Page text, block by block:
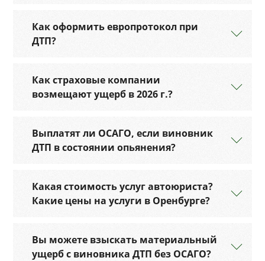
Как оформить европротокол при
ДТП?
Как страховые компании
возмещают ущерб в 2026 г.?
Выплатят ли ОСАГО, если виновник
ДТП в состоянии опьянения?
Какая стоимость услуг автоюриста?
Какие цены на услуги в Оренбурге?
Вы можете взыскать материальный
ущерб с виновника ДТП без ОСАГО?